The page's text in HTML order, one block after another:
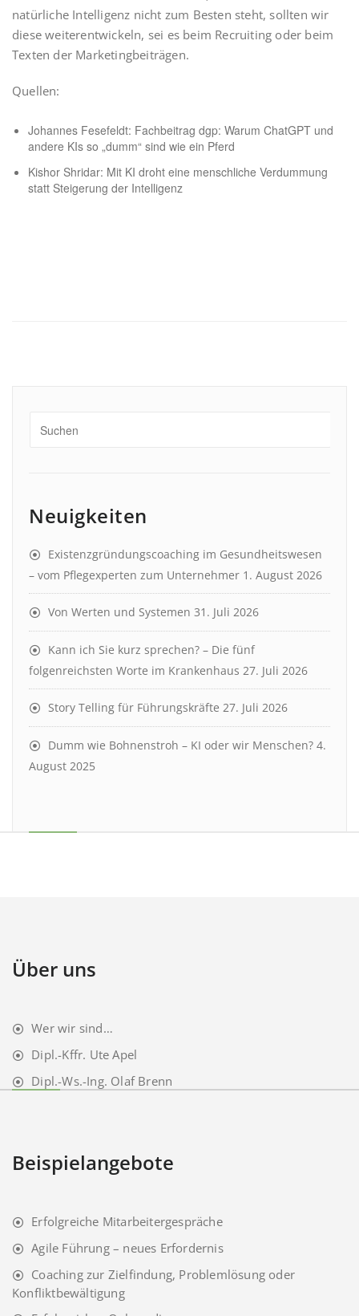
natürliche Intelligenz nicht zum Besten steht, sollten wir
diese weiterentwickeln, sei es beim Recruiting oder beim
Texten der Marketingbeiträgen.
Quellen:
Johannes Fesefeldt: Fachbeitrag dgp: Warum ChatGPT und
andere KIs so „dumm“ sind wie ein Pferd
Kishor Shridar: Mit KI droht eine menschliche Verdummung
statt Steigerung der Intelligenz
Neuigkeiten
Existenzgründungscoaching im Gesundheitswesen
– vom Pflegexperten zum Unternehmer 1. August 2026
Von Werten und Systemen 31. Juli 2026
Kann ich Sie kurz sprechen? – Die fünf
folgenreichsten Worte im Krankenhaus 27. Juli 2026
Story Telling für Führungskräfte 27. Juli 2026
Dumm wie Bohnenstroh – KI oder wir Menschen? 4.
August 2025
Über uns
Wer wir sind…
Dipl.-Kffr. Ute Apel
Dipl.-Ws.-Ing. Olaf Brenn
Beispielangebote
Erfolgreiche Mitarbeitergespräche
Agile Führung – neues Erfordernis
Coaching zur Zielfindung, Problemlösung oder
Konfliktbewältigung